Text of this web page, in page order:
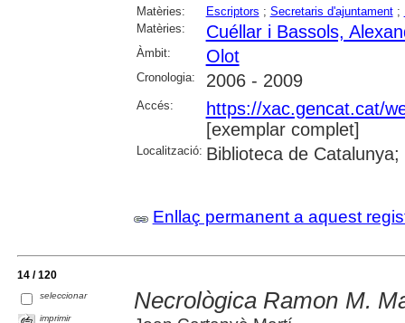
Matèries: Escriptors ; Secretaris d'ajuntament;
Matèries:
Cuéllar i Bassols,
Àmbit: Olot
Cronologia: 2006 - 2009
Accés:
https://xac.gencat.cat/
[exemplar complet]
Localització: Biblioteca de
Enllaç permanent a aquest
14 / 120
seleccionar
imprimir
Necrològica Ramon M.